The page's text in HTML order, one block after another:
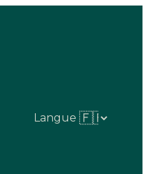
Langue